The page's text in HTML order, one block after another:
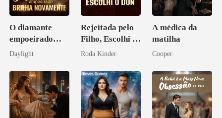
O diamante
empoeirado
brilha
Daylight
Rejeitada pelo
Filho, Escolhi o
Don
Roda Kinder
A médica da
matilha
Cooper